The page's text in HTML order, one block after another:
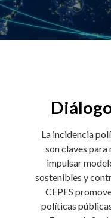
La incidencia
son claves
impulsar
sostenibles y
CEPES
políticas